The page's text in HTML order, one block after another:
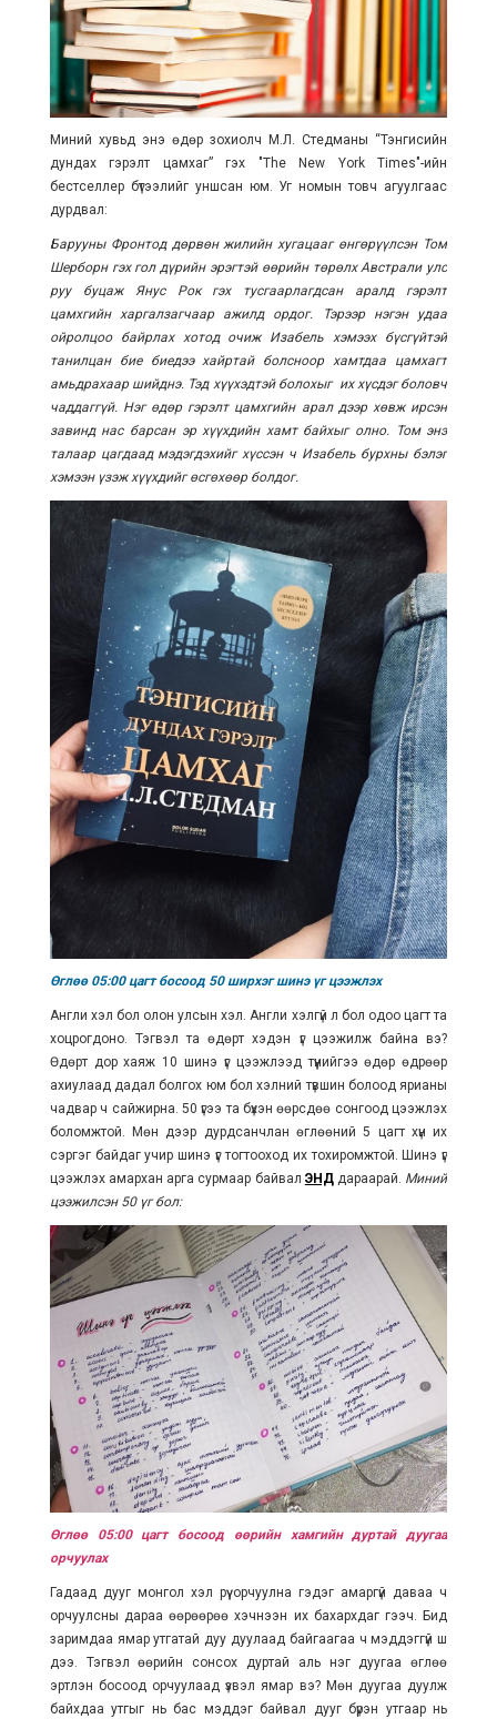
Миний хувьд энэ өдөр зохиолч М.Л. Стедманы “Тэнгисийн
дундах гэрэлт цамхаг” гэх "The New York Times"-ийн
бестселлер бүтээлийг уншсан юм. Уг номын товч агуулгаас
дурдвал:
Барууны Фронтод дөрвөн жилийн хугацааг өнгөрүүлсэн Том
Шерборн гэх гол дүрийн эрэгтэй өөрийн төрөлх Австрали улс
руу буцаж Янус Рок гэх тусгаарлагдсан аралд гэрэлт
цамхгийн харгалзагчаар ажилд ордог. Тэрээр нэгэн удаа
ойролцоо байрлах хотод очиж Изабель хэмээх бүсгүйтэй
танилцан бие биедээ хайртай болсноор хамтдаа цамхагт
амьдрахаар шийднэ. Тэд хүүхэдтэй болохыг их хүсдэг боловч
чаддаггүй. Нэг өдөр гэрэлт цамхгийн арал дээр хөвж ирсэн
завинд нас барсан эр хүүхдийн хамт байхыг олно. Том энэ
талаар цагдаад мэдэгдэхийг хүссэн ч Изабель бурхны бэлэг
хэмээн үзэж хүүхдийг өсгөхөөр болдог.
Өглөө 05:00 цагт босоод 50 ширхэг шинэ үг цээжлэх
Англи хэл бол олон улсын хэл. Англи хэлгүй л бол одоо цагт та
хоцрогдоно. Тэгвэл та өдөрт хэдэн үг цээжилж байна вэ?
Өдөрт дор хаяж 10 шинэ үг цээжлээд түүнийгээ өдөр өдрөөр
ахиулаад дадал болгох юм бол хэлний түвшин болоод ярианы
чадвар ч сайжирна. 50 үгээ та бүхэн өөрсдөө сонгоод цээжлэх
боломжтой. Мөн дээр дурдсанчлан өглөөний 5 цагт хүн их
сэргэг байдаг учир шинэ үг тогтооход их тохиромжтой. Шинэ үг
цээжлэх амархан арга сурмаар байвал ЭНДдараарай. Миний
цээжилсэн 50 үг бол:
Өглөө 05:00 цагт босоод өөрийн хамгийн дуртай дуугаа
орчуулах
Гадаад дууг монгол хэл рүү орчуулна гэдэг амаргүй даваа ч
орчуулсны дараа өөрөөрөө хэчнээн их бахархдаг гээч. Бид
заримдаа ямар утгатай дуу дуулаад байгаагаа ч мэддэггүй шүү
дээ. Тэгвэл өөрийн сонсох дуртай аль нэг дуугаа өглөө
эртлэн босоод орчуулаад үзвэл ямар вэ? Мөн дуугаа дуулж
байхдаа утгыг нь бас мэддэг байвал дууг бүрэн утгаар нь